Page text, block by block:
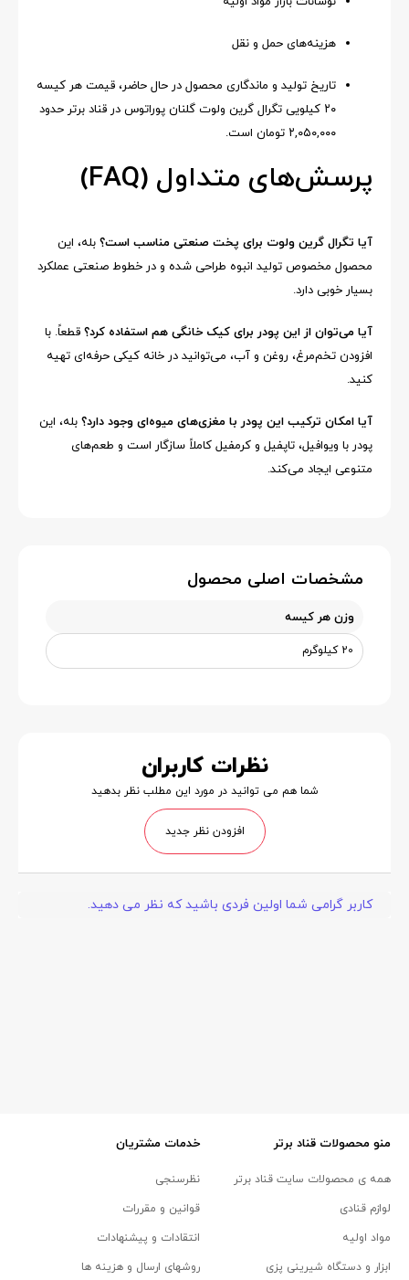
هزینه‌های حمل و نقل
تاریخ تولید و ماندگاری محصول در حال حاضر، قیمت هر کیسه
۲۰ کیلویی تگرال گرین ولوت گلنان پوراتوس در قناد برتر حدود
۲,۰۵۰,۰۰۰ تومان است.
پرسش‌های متداول (FAQ)
آیا تگرال گرین ولوت برای پخت صنعتی مناسب است؟ بله، این
محصول مخصوص تولید انبوه طراحی شده و در خطوط صنعتی عملکرد
بسیار خوبی دارد.
آیا می‌توان از این پودر برای کیک خانگی هم استفاده کرد؟ قطعاً. با
افزودن تخم‌مرغ، روغن و آب، می‌توانید در خانه کیکی حرفه‌ای تهیه
کنید.
آیا امکان ترکیب این پودر با مغزی‌های میوه‌ای وجود دارد؟ بله، این
پودر با ویوافیل، تاپفیل و کرمفیل کاملاً سازگار است و طعم‌های
متنوعی ایجاد می‌کند.
مشخصات اصلی محصول
وزن هر کیسه
20 کیلوگرم
نظرات کاربران
شما هم می توانید در مورد این مطلب نظر بدهید
افزودن نظر جدید
کاربر گرامی شما اولین فردی باشید که نظر می دهید.
منو محصولات قناد برتر
همه ی محصولات سایت قناد برتر
لوازم قنادی
مواد اولیه
ابزار و دستگاه شیرینی پزی
خدمات مشتریان
نظرسنجی
قوانین و مقررات
انتقادات و پیشنهادات
روشهای ارسال و هزینه ها